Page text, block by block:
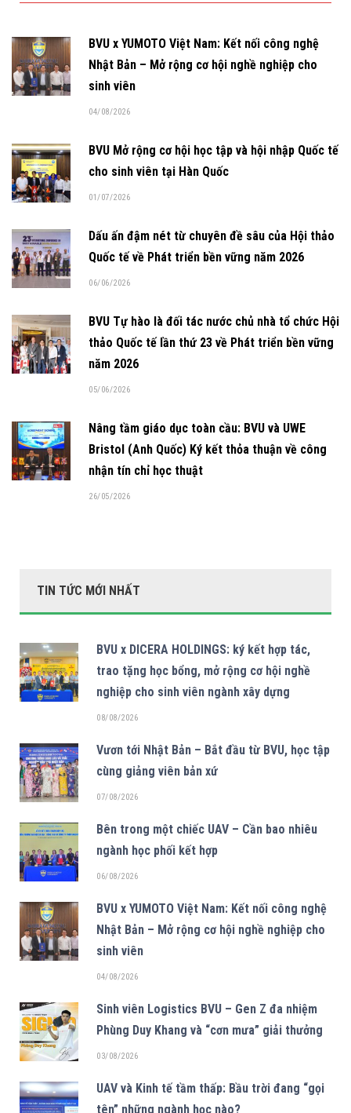
BVU x YUMOTO Việt Nam: Kết nối công nghệ
Nhật Bản – Mở rộng cơ hội nghề nghiệp cho
sinh viên
04/08/2026
BVU Mở rộng cơ hội học tập và hội nhập Quốc tế
cho sinh viên tại Hàn Quốc
01/07/2026
Dấu ấn đậm nét từ chuyên đề sâu của Hội thảo
Quốc tế về Phát triển bền vững năm 2026
06/06/2026
BVU Tự hào là đối tác nước chủ nhà tổ chức Hội
thảo Quốc tế lần thứ 23 về Phát triển bền vững
năm 2026
05/06/2026
Nâng tầm giáo dục toàn cầu: BVU và UWE
Bristol (Anh Quốc) Ký kết thỏa thuận về công
nhận tín chỉ học thuật
26/05/2026
TIN TỨC MỚI NHẤT
BVU x DICERA HOLDINGS: ký kết hợp tác,
trao tặng học bổng, mở rộng cơ hội nghề
nghiệp cho sinh viên ngành xây dựng
08/08/2026
Vươn tới Nhật Bản – Bắt đầu từ BVU, học tập
cùng giảng viên bản xứ
07/08/2026
Bên trong một chiếc UAV – Cần bao nhiêu
ngành học phối kết hợp
06/08/2026
BVU x YUMOTO Việt Nam: Kết nối công nghệ
Nhật Bản – Mở rộng cơ hội nghề nghiệp cho
sinh viên
04/08/2026
Sinh viên Logistics BVU – Gen Z đa nhiệm
Phùng Duy Khang và “cơn mưa” giải thưởng
03/08/2026
UAV và Kinh tế tầm thấp: Bầu trời đang “gọi
tên” những ngành học nào?